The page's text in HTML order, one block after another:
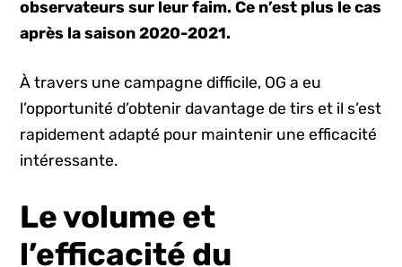
observateurs sur leur faim. Ce n’est plus le cas
après la saison 2020-2021.
À travers une campagne difficile, OG a eu
l’opportunité d’obtenir davantage de tirs et il s’est
rapidement adapté pour maintenir une efficacité
intéressante.
Le volume et
l’efficacité du